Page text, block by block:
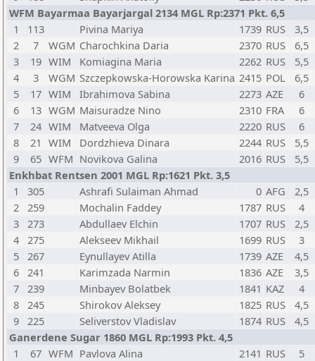
WFM Bayarmaa Bayarjargal 2134 MGL Rp:2371 Pkt. 6,5
1
113 Pivina Mariya 1739 RUS
3,5
2
7 WGM Charochkina Daria 2370 RUS
6,5
3
19 WIM Komiagina Maria 2262 RUS
5,5
4
3 WGM Szczepkowska-Horowska Karina 2415 POL
6,5
5
17 WIM Ibrahimova Sabina 2273 AZE
6
6
13 WGM Maisuradze Nino 2310 FRA
6
7
24 WIM Matveeva Olga 2220 RUS
6
8
21 WIM Dordzhieva Dinara 2244 RUS
5,5
9
65 WFM Novikova Galina 2016 RUS
5,5
Enkhbat Rentsen 2001 MGL Rp:1621 Pkt. 3,5
1
305 Ashrafi Sulaiman Ahmad 0 AFG
2,5
2 259 Mochalin Faddey 1787 RUS
4
3 273 Abdullaev Elchin 1707 RUS
2,5
4 275 Alekseev Mikhail 1699 RUS
3
5 267 Eynullayev Atilla 1739 AZE
4,5
6 241 Karimzada Narmin 1836 AZE
3,5
7 239 Minbayev Bolatbek 1841 KAZ
4
8 245 Shirokov Aleksey 1825 RUS
4,5
9 225 Seliverstov Vladislav 1874 RUS
4,5
Ganerdene Sugar 1860 MGL Rp:1993 Pkt. 4,5
1
67 WFM Pavlova Alina 2141 RUS
5